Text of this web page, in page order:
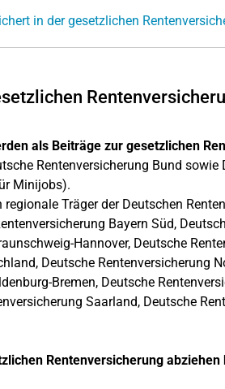
in der gesetzlichen
als Beiträge zur gesetzlichen
Rentenversicherung Bund
Minijobs).
Träger der Deutschen
Bayern Süd,
Hannover, Deutsche
Deutsche Rentenversicherung
Bremen, Deutsche
Saarland, Deutsche
Rentenversicherung abziehen